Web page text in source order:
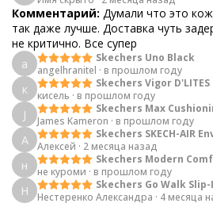
Комментарий: Думали что это
так даже лучше. Доставка чуть
не критично. Все супер
a
Skechers Uno Black
angelhranitel · в прошлом году
к
Skechers Vigor D'LITES
кисель · в прошлом году
J
Skechers Max
James Kameron · в прошлом году
А
Skechers SKECH-AIR
Алексей · 2 месяца назад
н
Skechers Modern
не куроми · в прошлом году
Н
Skechers Go Walk
Нестеренко Александра · 4 месяца